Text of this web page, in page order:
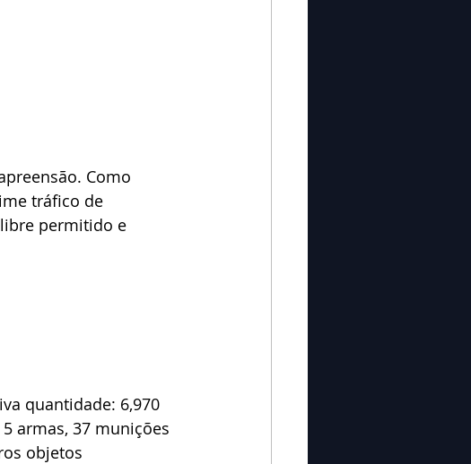
Como
tráfico de
permitido e
quantidade: 6,970
armas, 37 munições
objetos